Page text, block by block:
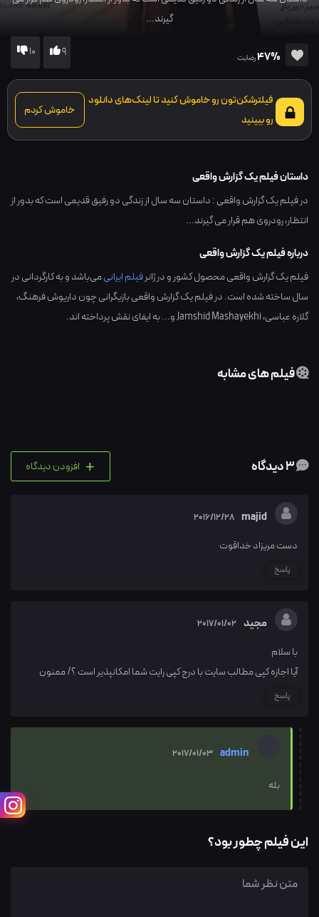
گیرند...
47%رضایت 9
10
فیلترشکن‌تون رو خاموش کنید تا لینک‌های دانلود
رو ببینید
خاموش کردم
داستان فیلم یک گزارش واقعی
در فیلم یک گزارش واقعی : داستان سه سال از زندگی دو رفیق قدیمی است که بدور از
انتظار، رودروی هم قرار می گیرند...
درباره فیلم یک گزارش واقعی
فیلم یک گزارش واقعی محصول کشور و در ژانرفیلم ایرانیمی‌باشد و به کارگردانی در
سال ساخته شده است. در فیلم یک گزارش واقعی بازیگرانی چونداریوش فرهنگ،
گلاره عباسی،Jamshid Mashayekhiو... به ایفای نقش پرداخته اند.
فیلم های مشابه
+ افزودن دیدگاه
majid
2016/12/28
دست مریزاد خداقوت
پاسخ
مجید 2017/01/02
با سلام
آیا اجازه کپی مطالب سایت با درج کپی رایت شما امکانپذیر است ؟/ ممنون
پاسخ
admin
2017/01/03
بله
این فیلم چطور بود؟